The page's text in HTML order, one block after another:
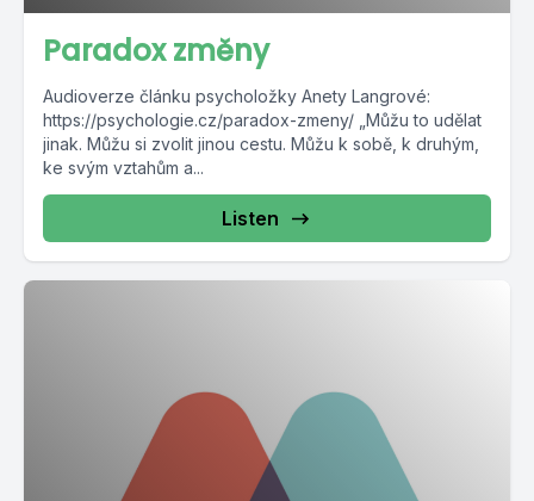
Paradox změny
Audioverze článku psycholožky Anety Langrové:
https://psychologie.cz/paradox-zmeny/ „Můžu to udělat
jinak. Můžu si zvolit jinou cestu. Můžu k sobě, k druhým,
ke svým vztahům a...
Listen